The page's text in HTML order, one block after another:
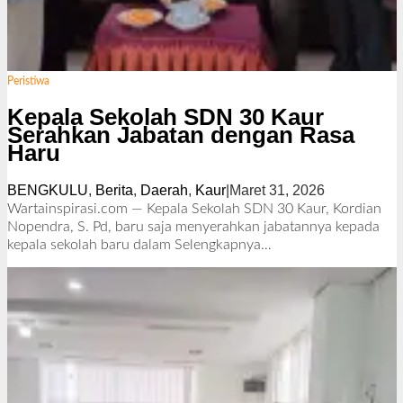
Peristiwa
Kepala Sekolah SDN 30 Kaur
Serahkan Jabatan dengan Rasa
Haru
BENGKULU, Berita, Daerah, Kaur| Maret 31, 2026o
l
e
e
Wartainspirasi.com — Kepala Sekolah SDN 30 Kaur, Kordian
Nopendra, S. Pd, baru saja menyerahkan jabatannya kepada
kepala sekolah baru dalam Selengkapnya…